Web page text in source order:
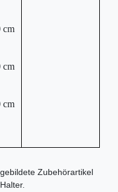
cm
cm
cm
Zubehörartikel